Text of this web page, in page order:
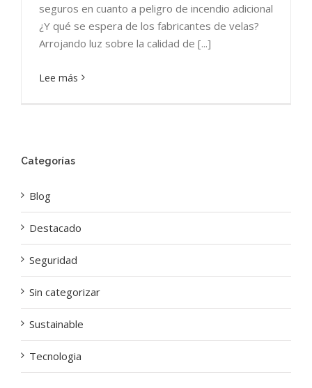
seguros en cuanto a peligro de incendio adicional
¿Y qué se espera de los fabricantes de velas?
Arrojando luz sobre la calidad de [...]
Lee más
Categorías
Blog
Destacado
Seguridad
Sin categorizar
Sustainable
Tecnologia